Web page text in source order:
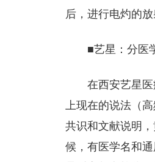
后，进行电灼的
■艺星：分医
在西安艺星
上现在的说法（
共识和文献说明
候，有医学名和